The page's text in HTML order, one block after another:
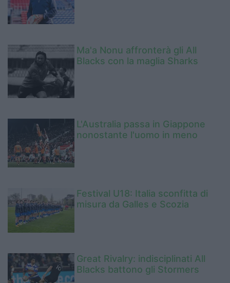
Ma'a Nonu affronterà gli All
Blacks con la maglia Sharks
L'Australia passa in Giappone
nonostante l'uomo in meno
Festival U18: Italia sconfitta di
misura da Galles e Scozia
Great Rivalry: indisciplinati All
Blacks battono gli Stormers